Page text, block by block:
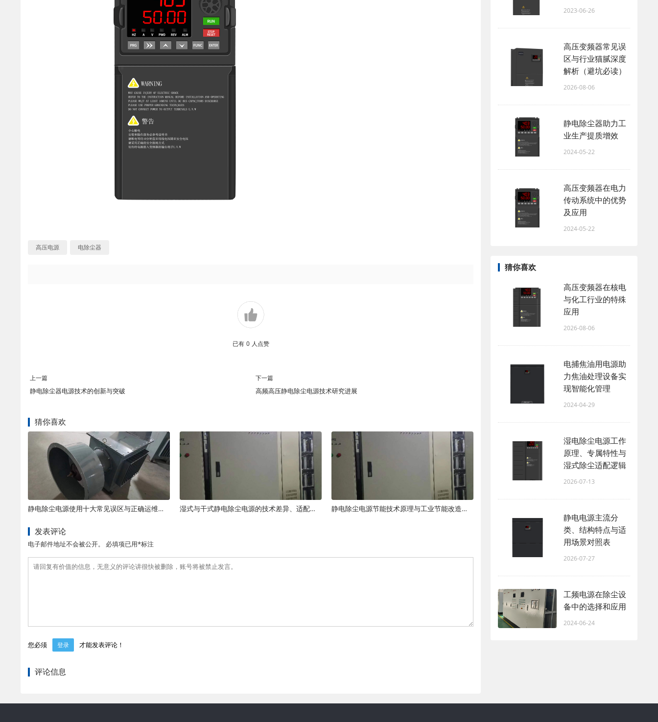
高压电源 电除尘器
已有 0 人点赞
上一篇
静电除尘器电源技术的创新与突破
下一篇
高频高压静电除尘电源技术研究进展
猜你喜欢
静电除尘电源使用十大常见误区与正确运维规范 湿式与干式静电除尘电源的技术差异、适配场景与选型要点 静电除尘电源节能技术原理与工业节能改造方案
发表评论
电子邮件地址不会被公开。 必填项已用*标注
您必须 登录 才能发表评论！
评论信息
2023-06-26
高压变频器常见误
区与行业猫腻深度
解析（避坑必读）
2026-08-06
静电除尘器助力工
业生产提质增效
2024-05-22
高压变频器在电力
传动系统中的优势
及应用
2024-05-22
猜你喜欢
高压变频器在核电
与化工行业的特殊
应用
2026-08-06
电捕焦油用电源助
力焦油处理设备实
现智能化管理
2024-04-29
湿电除尘电源工作
原理、专属特性与
湿式除尘适配逻辑
2026-07-13
静电电源主流分
类、结构特点与适
用场景对照表
2026-07-27
工频电源在除尘设
备中的选择和应用
2024-06-24